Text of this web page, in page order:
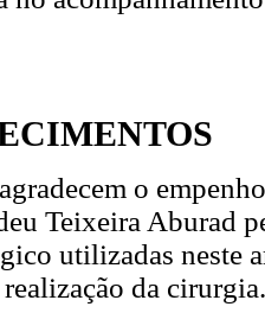
o
Teixeira Aburad
utilizadas neste
da cirurgia.